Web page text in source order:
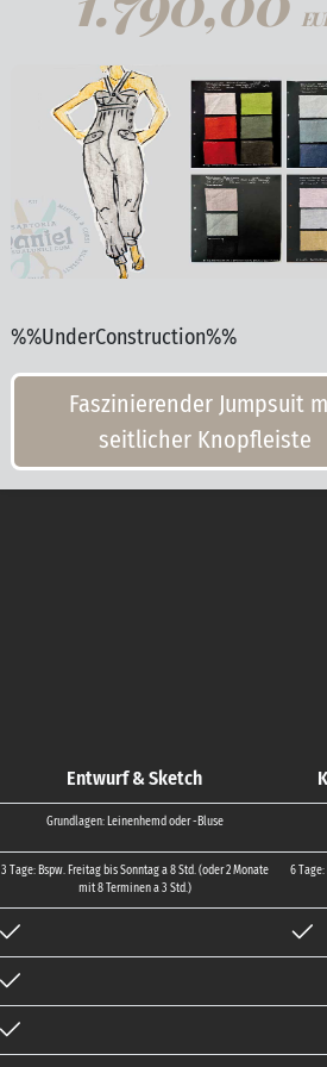
%%UnderConstruction%%
Faszinierender Jumpsuit
seitlicher Knopfleiste
Entwurf & Sketch
Grundlagen: Leinenhemd oder -Bluse
3 Tage: Bspw. Freitag bis Sonntag a 8 Std. (oder 2 Monate
mit 8 Terminen a 3 Std.)
6